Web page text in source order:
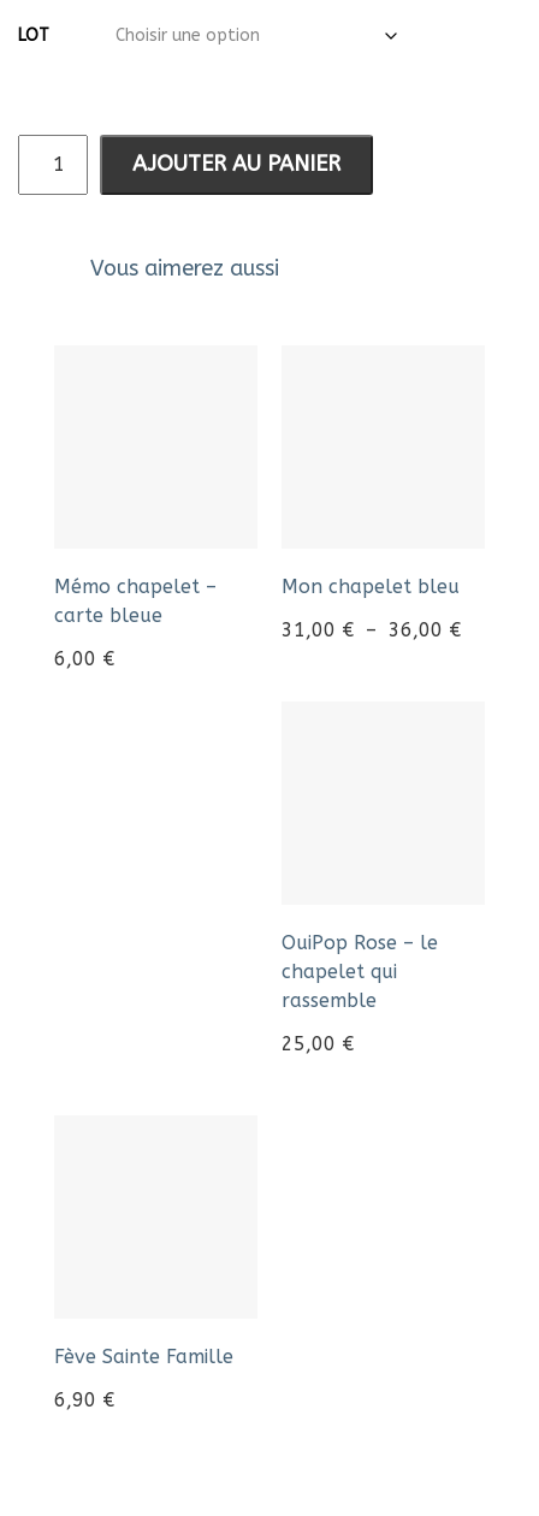
LOT
AJOUTER AU PANIER
Vous aimerez aussi
Mémo chapelet –
carte bleue
6,00 €
Mon chapelet bleu
31,00 € – 36,00 €
OuiPop Rose – le
chapelet qui
rassemble
25,00 €
Fève Sainte Famille
6,90 €